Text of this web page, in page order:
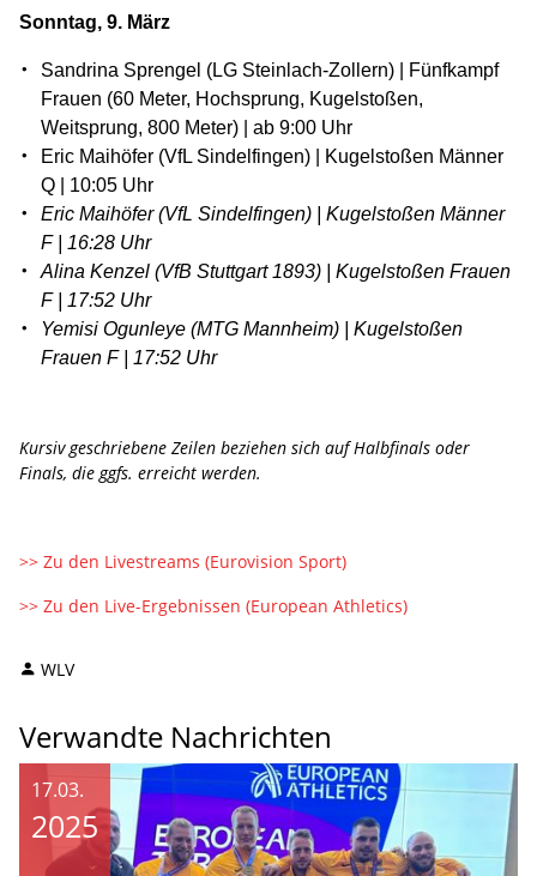
Sonntag, 9. März
Sandrina Sprengel (LG Steinlach-Zollern) | Fünfkampf
Frauen (60 Meter, Hochsprung, Kugelstoßen,
Weitsprung, 800 Meter) | ab 9:00 Uhr
Eric Maihöfer (VfL Sindelfingen) | Kugelstoßen Männer
Q | 10:05 Uhr
Eric Maihöfer (VfL Sindelfingen) | Kugelstoßen Männer
F | 16:28 Uhr
Alina Kenzel (VfB Stuttgart 1893) | Kugelstoßen Frauen
F | 17:52 Uhr
Yemisi Ogunleye (MTG Mannheim) | Kugelstoßen
Frauen F | 17:52 Uhr
Kursiv geschriebene Zeilen beziehen sich auf Halbfinals oder
Finals, die ggfs. erreicht werden.
>> Zu den Livestreams (Eurovision Sport)
>> Zu den Live-Ergebnissen (European Athletics)
WLV
Verwandte Nachrichten
17.03.
2025